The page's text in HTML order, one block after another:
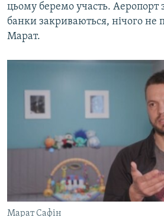
цьому беремо участь. Аеропорт
банки закриваються, нічого не
Марат.
Марат Сафін